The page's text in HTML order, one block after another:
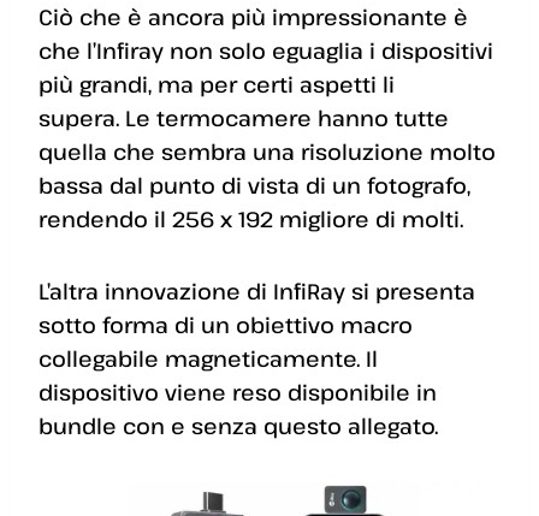
Ciò che è ancora più impressionante è
che l’Infiray non solo eguaglia i dispositivi
più grandi, ma per certi aspetti li
supera. Le termocamere hanno tutte
quella che sembra una risoluzione molto
bassa dal punto di vista di un fotografo,
rendendo il 256 x 192 migliore di molti.
L’altra innovazione di InfiRay si presenta
sotto forma di un obiettivo macro
collegabile magneticamente. Il
dispositivo viene reso disponibile in
bundle con e senza questo allegato.